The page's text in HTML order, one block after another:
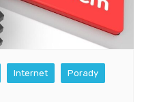
Internet Porady